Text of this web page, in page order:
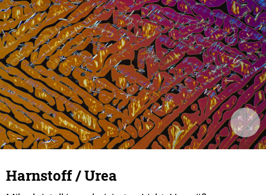
Harnstoff / Urea